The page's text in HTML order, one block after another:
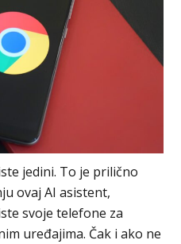
jedini. To je prilično
ovaj AI asistent,
svoje telefone za
uređajima. Čak i ako ne